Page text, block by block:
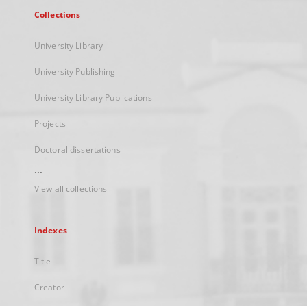
Collections
University Library
University Publishing
University Library Publications
Projects
Doctoral dissertations
...
View all collections
Indexes
Title
Creator